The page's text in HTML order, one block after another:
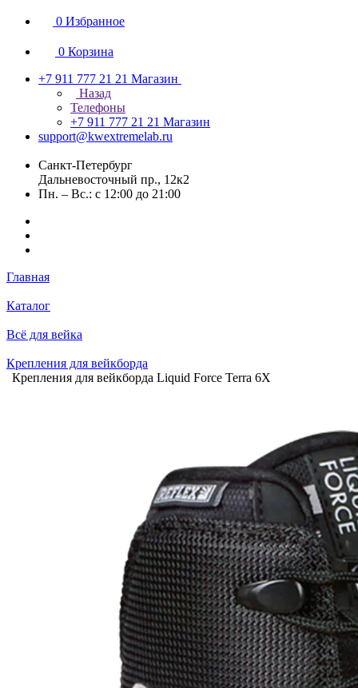
0 Избранное
0 Корзина
+7 911 777 21 21 Магазин
Назад
Телефоны
+7 911 777 21 21 Магазин
support@kwextremelab.ru
Санкт-Петербург
Дальневосточный пр., 12к2
Пн. – Вс.: с 12:00 до 21:00
Главная
Каталог
Всё для вейка
Крепления для вейкборда
Крепления для вейкборда Liquid Force Terra 6X